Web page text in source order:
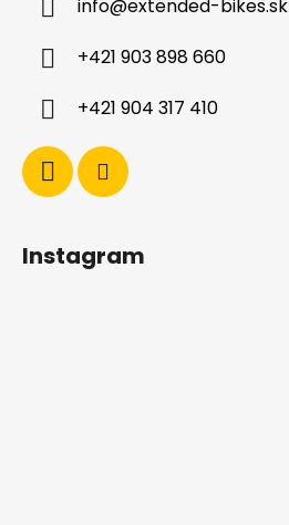
info@extended-bikes.sk
+421 903 898 660
+421 904 317 410
Instagram